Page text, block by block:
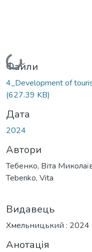
Вантажиться...
Файли
4_Development of
(627.39 KB)
Дата
2024
Автори
Тебенко, Віта
Tebenko, Vita
Видавець
Хмельницький : 2024
Анотація